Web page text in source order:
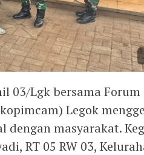
03/Lgk bersama Forum
Legok
dengan masyarakat.
RT 05 RW 03,